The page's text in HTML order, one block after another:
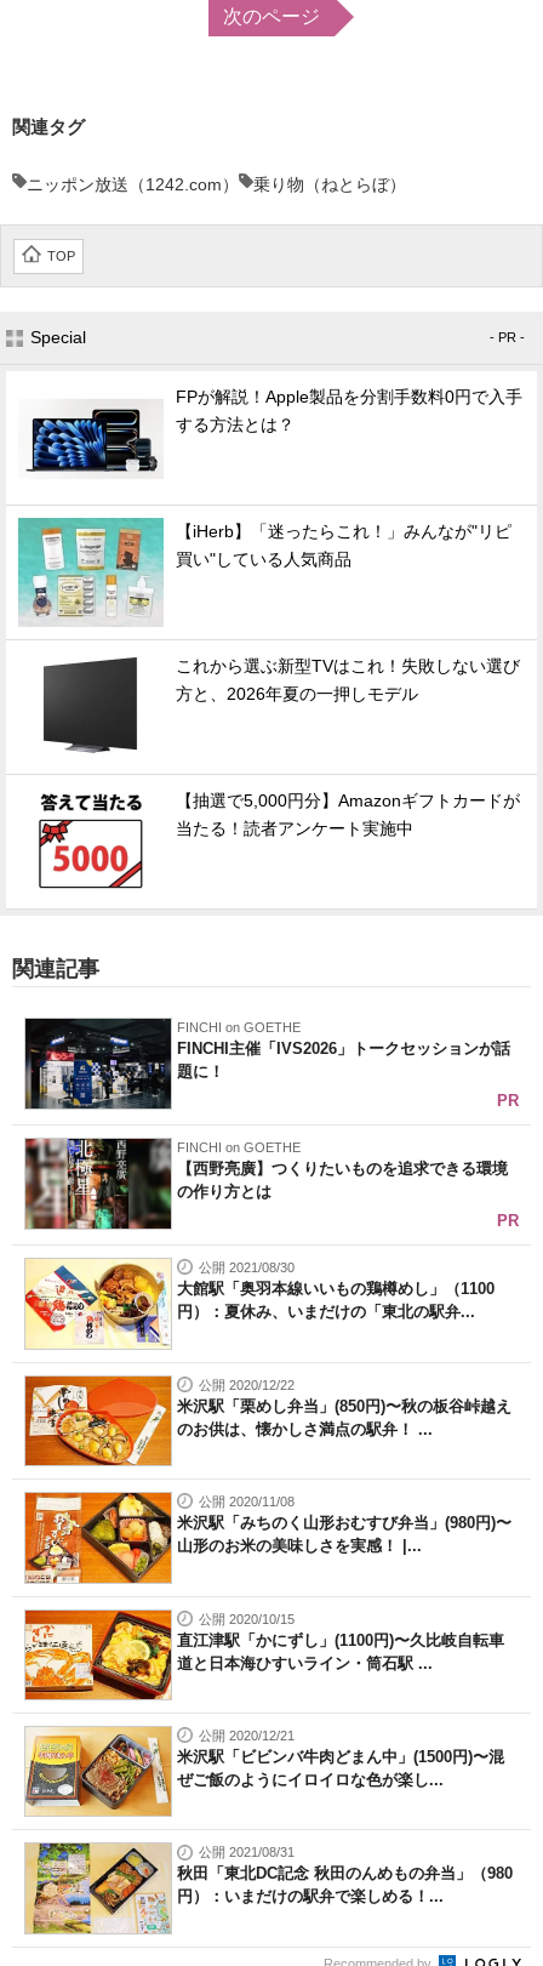
エレクトロニクス専門サイト
エネルギーの専門メディア
建設×テクノロジーの最前線
ちょっと気になるネットの話題
次のページ
関連タグ
ニッポン放送（1242.com） 乗り物（ねとらぼ）
TOP
Special - PR -
FPが解説！Apple製品を分割手数料0円で入手
する方法とは？
【iHerb】「迷ったらこれ！」みんなが"リピ
買い"している人気商品
これから選ぶ新型TVはこれ！失敗しない選び
方と、2026年夏の一押しモデル
【抽選で5,000円分】Amazonギフトカードが
当たる！読者アンケート実施中
関連記事
FINCHI on GOETHE
FINCHI主催「IVS2026」トークセッションが話
題に！
PR
FINCHI on GOETHE
【西野亮廣】つくりたいものを追求できる環境
の作り方とは
PR
公開 2021/08/30
大館駅「奥羽本線いいもの鶏樽めし」（1100
円）：夏休み、いまだけの「東北の駅弁...
公開 2020/12/22
米沢駅「栗めし弁当」(850円)〜秋の板谷峠越え
のお供は、懐かしさ満点の駅弁！ ...
公開 2020/11/08
米沢駅「みちのく山形おむすび弁当」(980円)〜
山形のお米の美味しさを実感！ |...
公開 2020/10/15
直江津駅「かにずし」(1100円)〜久比岐自転車
道と日本海ひすいライン・筒石駅 ...
公開 2020/12/21
米沢駅「ビビンバ牛肉どまん中」(1500円)〜混
ぜご飯のようにイロイロな色が楽し...
公開 2021/08/31
秋田「東北DC記念 秋田のんめもの弁当」（980
円）：いまだけの駅弁で楽しめる！...